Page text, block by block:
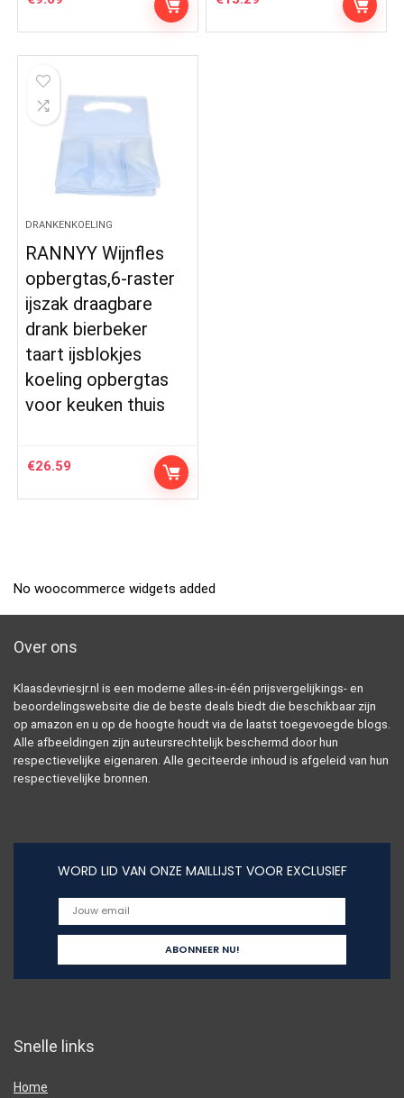
DRANKENKOELING
RANNYY Wijnfles
opbergtas,6-raster
ijszak draagbare
drank bierbeker
taart ijsblokjes
koeling opbergtas
voor keuken thuis
€26.59
No woocommerce widgets added
Over ons
Klaasdevriesjr.nl is een moderne alles-in-één prijsvergelijkings- en
beoordelingswebsite die de beste deals biedt die beschikbaar zijn
op amazon en u op de hoogte houdt via de laatst toegevoegde blogs.
Alle afbeeldingen zijn auteursrechtelijk beschermd door hun
respectievelijke eigenaren. Alle geciteerde inhoud is afgeleid van hun
respectievelijke bronnen.
WORD LID VAN ONZE MAILLIJST VOOR EXCLUSIEF
Snelle links
Home